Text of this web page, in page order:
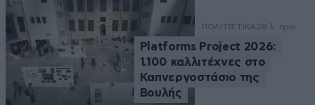
ΠΟΛΙΤΙΣΤΙΚΑ28 λ. πριν
Platforms Project 2026:
1.100 καλλιτέχνες στο
Καπνεργοστάσιο της
Βουλής